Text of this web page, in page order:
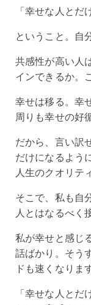
「幸せな人とだ
ということ。自
共感性が高い人
インできるか。
幸せは移る。幸
周りも幸せの好
だから、言い訳
だけになるよう
人生のクオリテ
そこで、私も自
人とはなるべく
私が幸せと感じ
話ばかり。そう
ドも速くなりま
「幸せな人と